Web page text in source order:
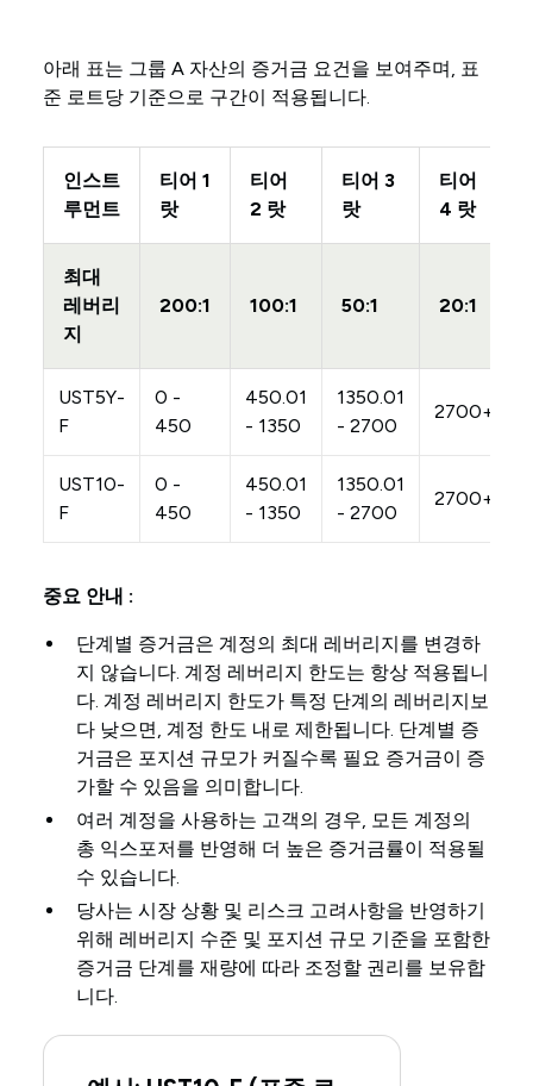
아래 표는 그룹 A 자산의 증거금 요건을 보여주며, 표
준 로트당 기준으로 구간이 적용됩니다.
인스트
루먼트
티어 1
랏
티어
2 랏
티어 3
랏
티어
4 랏
최대
레버리
지
200:1 100:1 50:1 20:1
UST5Y-
F
0 -
450
450.01
- 1350
1350.01
- 2700
2700+
UST10-
F
0 -
450
450.01
- 1350
1350.01
- 2700
2700+
중요 안내 :
단계별 증거금은 계정의 최대 레버리지를 변경하
지 않습니다. 계정 레버리지 한도는 항상 적용됩니
다. 계정 레버리지 한도가 특정 단계의 레버리지보
다 낮으면, 계정 한도 내로 제한됩니다. 단계별 증
거금은 포지션 규모가 커질수록 필요 증거금이 증
가할 수 있음을 의미합니다.
여러 계정을 사용하는 고객의 경우, 모든 계정의
총 익스포저를 반영해 더 높은 증거금률이 적용될
수 있습니다.
당사는 시장 상황 및 리스크 고려사항을 반영하기
위해 레버리지 수준 및 포지션 규모 기준을 포함한
증거금 단계를 재량에 따라 조정할 권리를 보유합
니다.